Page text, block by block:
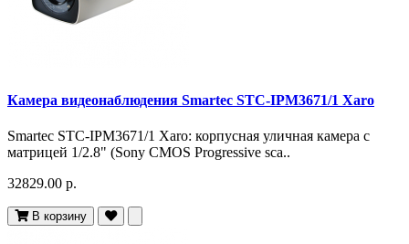
Камера видеонаблюдения Smartec STC-IPM3671/1 Xaro
Smartec STC-IPM3671/1 Xaro: корпусная уличная камера с
матрицей 1/2.8" (Sony CMOS Progressive sca..
32829.00 р.
В корзину